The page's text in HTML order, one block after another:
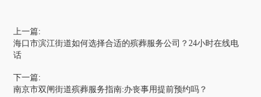
上一篇:
海口市滨江街道如何选择合适的殡葬服务公司？24小时在线电
话
下一篇:
南京市双闸街道殡葬服务指南:办丧事用提前预约吗？